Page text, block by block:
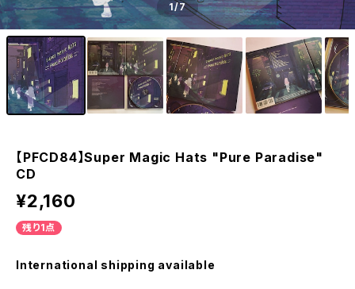
1/7
【PFCD84】Super Magic Hats "Pure Paradise"
CD
¥2,160
残り1点
International shipping available